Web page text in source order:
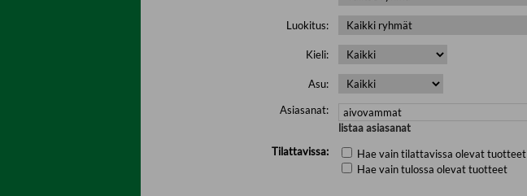
Luokitus:
Kieli:
Asu:
Asiasanat:
listaa asiasanat
Tilattavissa:
Hae vain tilattavissa olevat tuotteet
Hae vain tulossa olevat tuotteet